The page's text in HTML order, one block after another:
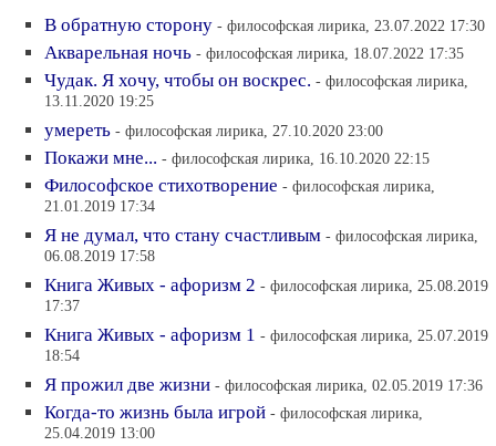
В обратную сторону - философская лирика, 23.07.2022 17:30
Акварельная ночь - философская лирика, 18.07.2022 17:35
Чудак. Я хочу, чтобы он воскрес. - философская лирика,
13.11.2020 19:25
умереть - философская лирика, 27.10.2020 23:00
Покажи мне... - философская лирика, 16.10.2020 22:15
Философское стихотворение - философская лирика,
21.01.2019 17:34
Я не думал, что стану счастливым - философская лирика,
06.08.2019 17:58
Книга Живых - афоризм 2 - философская лирика, 25.08.2019
17:37
Книга Живых - афоризм 1 - философская лирика, 25.07.2019
18:54
Я прожил две жизни - философская лирика, 02.05.2019 17:36
Когда-то жизнь была игрой - философская лирика,
25.04.2019 13:00